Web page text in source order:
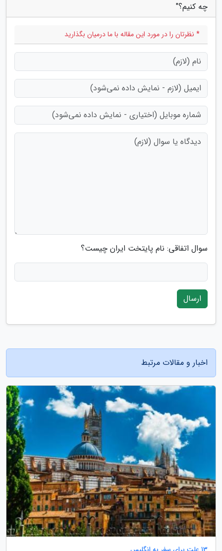
چه کنیم؟"
* نظرتان را در مورد این مقاله با ما درمیان بگذارید
سوال اتفاقی: نام پایتخت ایران چیست؟
ارسال
اخبار و مقالات مرتبط